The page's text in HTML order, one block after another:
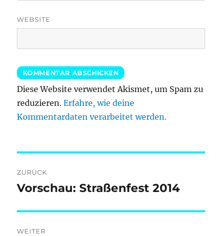
WEBSITE
Diese Website verwendet Akismet, um Spam zu
reduzieren.Erfahre, wie deine
Kommentardaten verarbeitet werden.
ZURÜCK
Vorheriger
Vorschau: Straßenfest 2014
WEITER